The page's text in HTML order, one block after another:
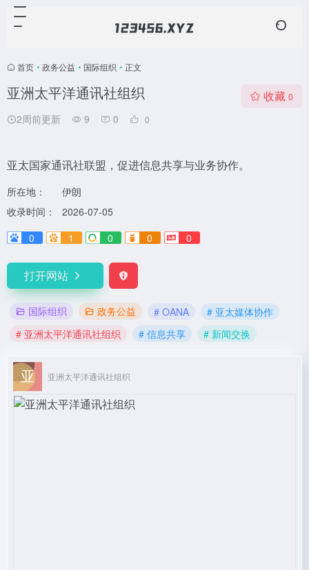
首页 • 政务公益 • 国际组织 • 正文
亚洲太平洋通讯社组织
2周前更新 9 0 0
收藏 0
亚太国家通讯社联盟，促进信息共享与业务协作。
所在地：
伊朗
收录时间：
2026-07-05
0
1 0 0 0
打开网站
国际组织 政务公益 # OANA
# 亚太媒体协作
# 亚洲太平洋通讯社组织
# 信息共享 # 新闻交换
亚洲太平洋通讯社组织